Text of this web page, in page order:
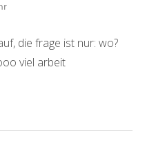
die frage ist nur: wo?
viel arbeit